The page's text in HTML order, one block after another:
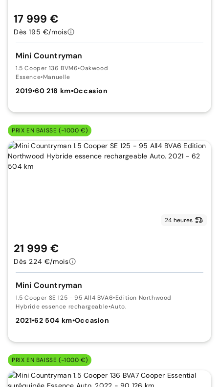
Mini Countryman
1.5 Cooper 136 BVM6•Oakwood
Essence•Manuelle
2019•60 218 km•Occasion
17 999 €
Dès 195 €/mois
PRIX EN BAISSE (-1000 €)
24 heures
Mini Countryman
1.5 Cooper SE 125 - 95 All4 BVA6•Edition Northwood
Hybride essence rechargeable•Auto.
2021•62 504 km•Occasion
21 999 €
Dès 224 €/mois
PRIX EN BAISSE (-1000 €)